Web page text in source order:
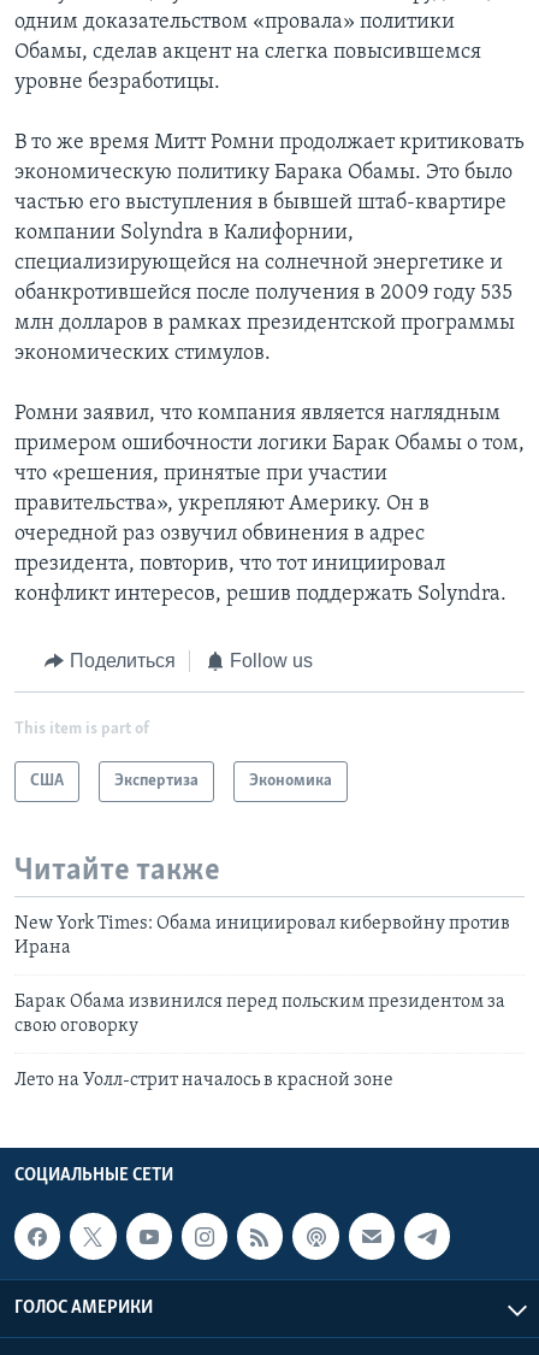
одним доказательством «провала» политики
Обамы, сделав акцент на слегка повысившемся
уровне безработицы.
В то же время Митт Ромни продолжает критиковать
экономическую политику Барака Обамы. Это было
частью его выступления в бывшей штаб-квартире
компании Solyndra в Калифорнии,
специализирующейся на солнечной энергетике и
обанкротившейся после получения в 2009 году 535
млн долларов в рамках президентской программы
экономических стимулов.
Ромни заявил, что компания является наглядным
примером ошибочности логики Барак Обамы о том,
что «решения, принятые при участии
правительства», укрепляют Америку. Он в
очередной раз озвучил обвинения в адрес
президента, повторив, что тот инициировал
конфликт интересов, решив поддержать Solyndra.
Поделиться Follow us
This item is part of
США Экспертиза Экономика
Читайте также
New York Times: Обама инициировал кибервойну против
Ирана
Барак Обама извинился перед польским президентом за
свою оговорку
Лето на Уолл-стрит началось в красной зоне
СОЦИАЛЬНЫЕ СЕТИ
ГОЛОС АМЕРИКИ